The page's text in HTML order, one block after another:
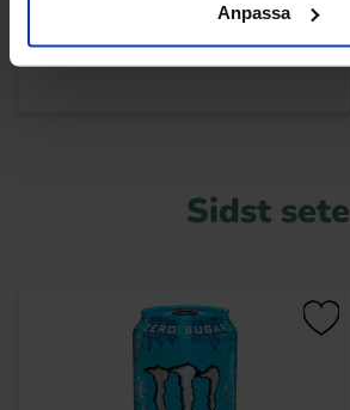
Anpassa
Sidst sete